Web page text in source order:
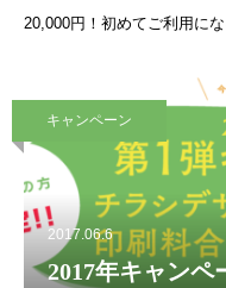
20,000円！初めてご利用に
キャンペーン
2017.06.6
2017年キャンペ